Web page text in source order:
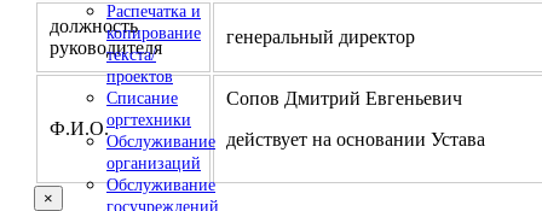
Распечатка и
копирование
текста/
проектов
Списание
оргтехники
Обслуживание
организаций
Обслуживание
госучреждений
должность
руководителя
генеральный директор
Ф.И.О.
Сопов Дмитрий Евгеньевич
действует на основании Устава
×